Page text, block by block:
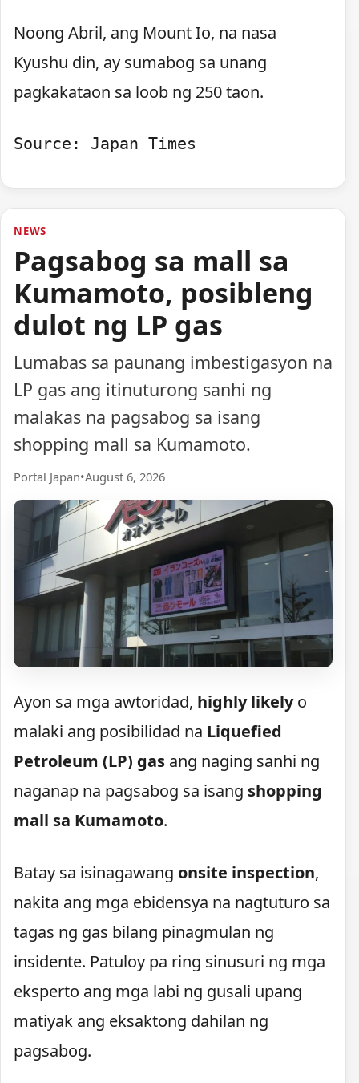
Noong Abril, ang Mount Io, na nasa
Kyushu din, ay sumabog sa unang
pagkakataon sa loob ng 250 taon.
Source: Japan Times
NEWS
Pagsabog sa mall sa
Kumamoto, posibleng
dulot ng LP gas
Lumabas sa paunang imbestigasyon na
LP gas ang itinuturong sanhi ng
malakas na pagsabog sa isang
shopping mall sa Kumamoto.
Portal Japan•August 6, 2026
Ayon sa mga awtoridad, highly likelyo
malaki ang posibilidad na Liquefied
Petroleum (LP) gas ang naging sanhi ng
naganap na pagsabog sa isang shopping
mall sa Kumamoto.
Batay sa isinagawang onsite inspection,
nakita ang mga ebidensya na nagtuturo sa
tagas ng gas bilang pinagmulan ng
insidente. Patuloy pa ring sinusuri ng mga
eksperto ang mga labi ng gusali upang
matiyak ang eksaktong dahilan ng
pagsabog.